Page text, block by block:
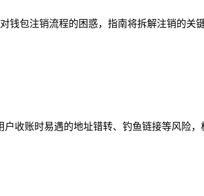
钱包注销流程的困惑，指南将拆解注销的
收账时易遇的地址错转、钓鱼链接等风险